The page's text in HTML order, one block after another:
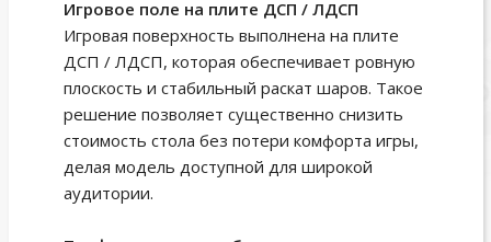
Игровое поле на плите ДСП / ЛДСП
Игровая поверхность выполнена на плите
ДСП / ЛДСП, которая обеспечивает ровную
плоскость и стабильный раскат шаров. Такое
решение позволяет существенно снизить
стоимость стола без потери комфорта игры,
делая модель доступной для широкой
аудитории.